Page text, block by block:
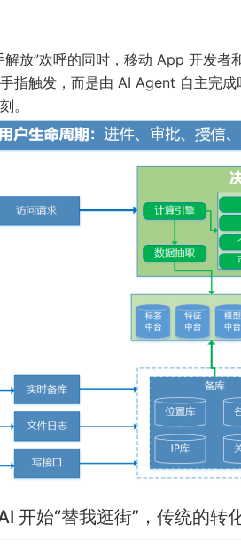
解放”欢呼的同时，移动 App 开发
指触发，而是由 AI Agent 自主完
。
开始“替我逛街”，传统的转